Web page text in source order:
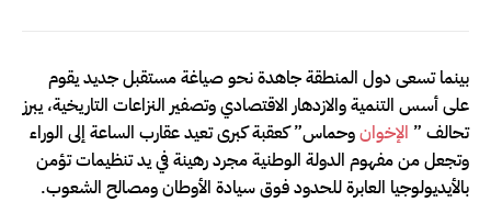
بينما تسعى دول المنطقة جاهدة نحو صياغة مستقبل جديد يقوم
على أسس التنمية والازدهار الاقتصادي وتصفير النزاعات التاريخية، يبرز
تحالف ” الإخوانوحماس” كعقبة كبرى تعيد عقارب الساعة إلى الوراء
وتجعل من مفهوم الدولة الوطنية مجرد رهينة في يد تنظيمات تؤمن
بالأيديولوجيا العابرة للحدود فوق سيادة الأوطان ومصالح الشعوب.